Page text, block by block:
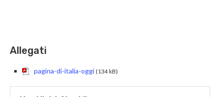
Allegati
pagina-di-italia-oggi (134 kB)